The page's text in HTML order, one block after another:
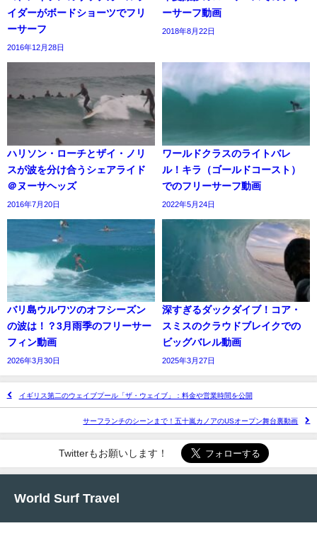
イダーがボードショーツでフリ
ーサーフ
2016年12月28日
ーサーフ動画
2018年8月22日
ハリソン・ローチとザイ・ノリ
スが波を分け合うシェアライド
＠ヌーサヘッズ
2016年7月20日
ワールドクラスのライトバレ
ル！キラ（ゴールドコースト）
でのフリーサーフ動画
2022年5月24日
バリ島ウルワツのオフシーズン
の波は！？3月雨季のフリーサー
フィン動画
2026年3月30日
深すぎるダックダイブ！コア・
スミスのクラウドブレイクでの
ビッグバレル動画
2025年3月27日
イギリス第二のウェイブプール「ザ・ウェイブ」：料金や営業時間を公開
サーフランチのシーンまで！五十嵐カノアのUSオープン舞台裏動画
Twitterもお願いします！
World Surf Travel